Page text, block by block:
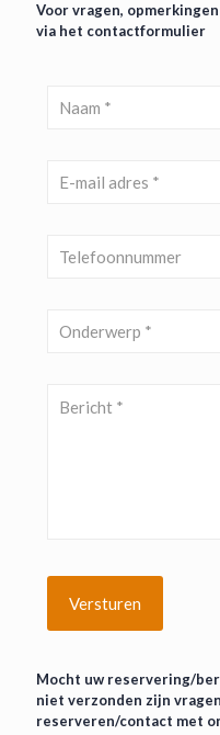
Voor vragen,
via het contactformulier
Mocht uw reservering/
niet verzonden zijn
reserveren/contact met